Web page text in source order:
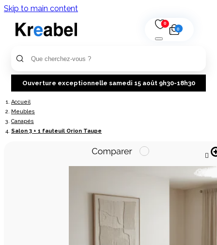
Skip to main content
0
0
Ouverture exceptionnelle samedi 15 août 9h30-18h30
Accueil
Meubles
Canapés
Salon 3 + 1 fauteuil Orion Taupe
